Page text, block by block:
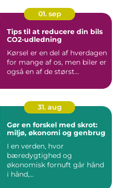
01. sep
Tips til at reducere din bils
CO2-udledning
Kørsel er en del af hverdagen
for mange af os, men biler er
også en af de størst...
31. aug
Gør en forskel med skrot:
miljø, økonomi og genbrug
I en verden, hvor
bæredygtighed og
økonomisk fornuft går hånd
i hånd,...